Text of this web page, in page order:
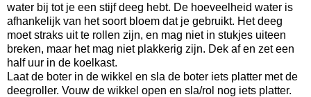
water bij tot je een stijf deeg hebt. De hoeveelheid water is
afhankelijk van het soort bloem dat je gebruikt. Het deeg
moet straks uit te rollen zijn, en mag niet in stukjes uiteen
breken, maar het mag niet plakkerig zijn. Dek af en zet een
half uur in de koelkast.
Laat de boter in de wikkel en sla de boter iets platter met de
deegroller. Vouw de wikkel open en sla/rol nog iets platter.